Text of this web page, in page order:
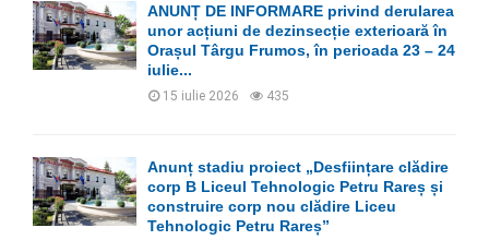
ANUNȚ DE INFORMARE privind derularea
unor acțiuni de dezinsecție exterioară în
Orașul Târgu Frumos, în perioada 23 – 24
iulie...
15 iulie 2026 435
Anunț stadiu proiect „Desființare clădire
corp B Liceul Tehnologic Petru Rareș și
construire corp nou clădire Liceu
Tehnologic Petru Rareș”